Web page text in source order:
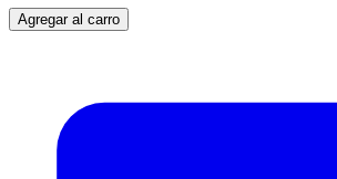
Agregar al carro